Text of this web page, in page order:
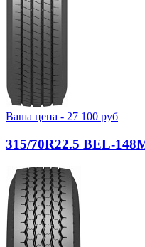
Ваша цена - 27 100 руб
315/70R22.5 BEL-